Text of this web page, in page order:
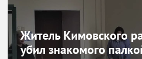
Житель Кимовского
убил знакомого